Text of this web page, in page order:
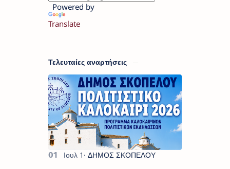
Powered by
Translate
Τελευταίες αναρτήσεις